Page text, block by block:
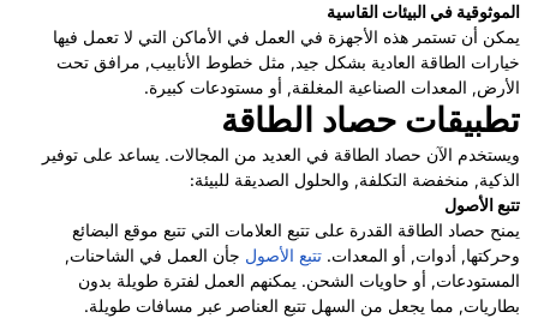
الموثوقية في البيئات القاسية
يمكن أن تستمر هذه الأجهزة في العمل في الأماكن التي لا تعمل فيها
خيارات الطاقة العادية بشكل جيد, مثل خطوط الأنابيب, مرافق تحت
الأرض, المعدات الصناعية المغلقة, أو مستودعات كبيرة.
تطبيقات حصاد الطاقة
ويستخدم الآن حصاد الطاقة في العديد من المجالات. يساعد على توفير
الذكية, منخفضة التكلفة, والحلول الصديقة للبيئة:
تتبع الأصول
يمنح حصاد الطاقة القدرة على تتبع العلامات التي تتبع موقع البضائع
وحركتها, أدوات, أو المعدات. تتبع الأصول جأن العمل في الشاحنات,
المستودعات, أو حاويات الشحن. يمكنهم العمل لفترة طويلة بدون
بطاريات, مما يجعل من السهل تتبع العناصر عبر مسافات طويلة.